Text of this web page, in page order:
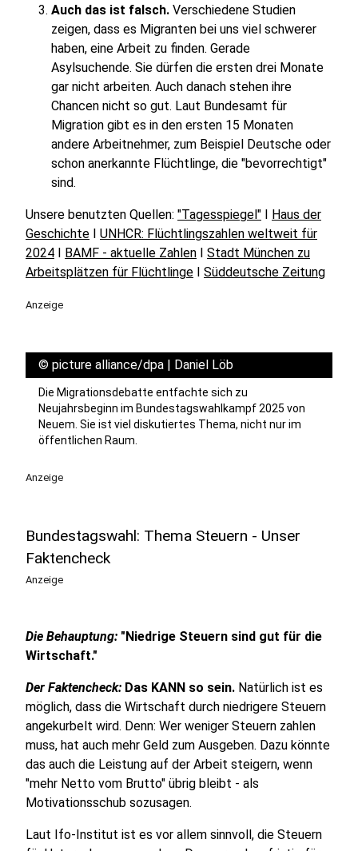
Auch das ist falsch. Verschiedene Studien
zeigen, dass es Migranten bei uns viel schwerer
haben, eine Arbeit zu finden. Gerade
Asylsuchende. Sie dürfen die ersten drei Monate
gar nicht arbeiten. Auch danach stehen ihre
Chancen nicht so gut. Laut Bundesamt für
Migration gibt es in den ersten 15 Monaten
andere Arbeitnehmer, zum Beispiel Deutsche oder
schon anerkannte Flüchtlinge, die "bevorrechtigt"
sind.
Unsere benutzten Quellen: "Tagesspiegel" I Haus der
Geschichte I UNHCR: Flüchtlingszahlen weltweit für
2024 I BAMF - aktuelle Zahlen I Stadt München zu
Arbeitsplätzen für Flüchtlinge I Süddeutsche Zeitung
Anzeige
© picture alliance/dpa | Daniel Löb
Die Migrationsdebatte entfachte sich zu
Neujahrsbeginn im Bundestagswahlkampf 2025 von
Neuem. Sie ist viel diskutiertes Thema, nicht nur im
öffentlichen Raum.
Anzeige
Bundestagswahl: Thema Steuern - Unser
Faktencheck
Anzeige
Die Behauptung: "Niedrige Steuern sind gut für die
Wirtschaft."
Der Faktencheck: Das KANN so sein. Natürlich ist es
möglich, dass die Wirtschaft durch niedrigere Steuern
angekurbelt wird. Denn: Wer weniger Steuern zahlen
muss, hat auch mehr Geld zum Ausgeben. Dazu könnte
das auch die Leistung auf der Arbeit steigern, wenn
"mehr Netto vom Brutto" übrig bleibt - als
Motivationsschub sozusagen.
Laut Ifo-Institut ist es vor allem sinnvoll, die Steuern